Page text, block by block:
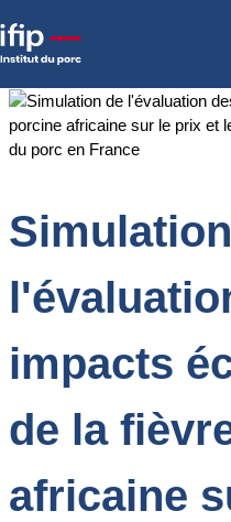
Accueil
économiques de la fièvre
impacts
de la
africaine